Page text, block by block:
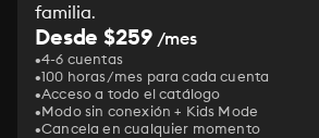
familia.
Desde $259/mes
4-6 cuentas
100 horas/mes para cada cuenta
Acceso a todo el catálogo
Modo sin conexión + Kids Mode
Cancela en cualquier momento